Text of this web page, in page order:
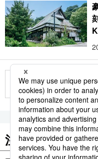
も
注目のキーワー